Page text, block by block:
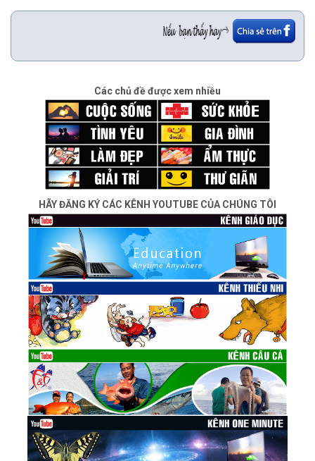
Các chủ đề được xem nhiều
HÃY ĐĂNG KÝ CÁC KÊNH YOUTUBE CỦA CHÚNG TÔI